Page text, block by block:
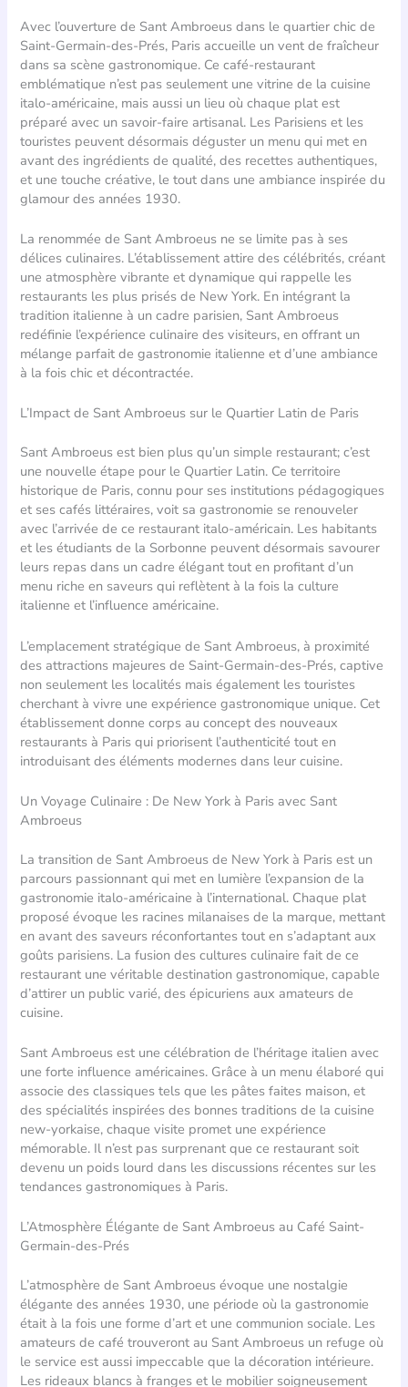
Avec l’ouverture de Sant Ambroeus dans le quartier chic de
Saint-Germain-des-Prés, Paris accueille un vent de fraîcheur
dans sa scène gastronomique. Ce café-restaurant
emblématique n’est pas seulement une vitrine de la cuisine
italo-américaine, mais aussi un lieu où chaque plat est
préparé avec un savoir-faire artisanal. Les Parisiens et les
touristes peuvent désormais déguster un menu qui met en
avant des ingrédients de qualité, des recettes authentiques,
et une touche créative, le tout dans une ambiance inspirée du
glamour des années 1930.
La renommée de Sant Ambroeus ne se limite pas à ses
délices culinaires. L’établissement attire des célébrités, créant
une atmosphère vibrante et dynamique qui rappelle les
restaurants les plus prisés de New York. En intégrant la
tradition italienne à un cadre parisien, Sant Ambroeus
redéfinie l’expérience culinaire des visiteurs, en offrant un
mélange parfait de gastronomie italienne et d’une ambiance
à la fois chic et décontractée.
L’Impact de Sant Ambroeus sur le Quartier Latin de Paris
Sant Ambroeus est bien plus qu’un simple restaurant; c’est
une nouvelle étape pour le Quartier Latin. Ce territoire
historique de Paris, connu pour ses institutions pédagogiques
et ses cafés littéraires, voit sa gastronomie se renouveler
avec l’arrivée de ce restaurant italo-américain. Les habitants
et les étudiants de la Sorbonne peuvent désormais savourer
leurs repas dans un cadre élégant tout en profitant d’un
menu riche en saveurs qui reflètent à la fois la culture
italienne et l’influence américaine.
L’emplacement stratégique de Sant Ambroeus, à proximité
des attractions majeures de Saint-Germain-des-Prés, captive
non seulement les localités mais également les touristes
cherchant à vivre une expérience gastronomique unique. Cet
établissement donne corps au concept des nouveaux
restaurants à Paris qui priorisent l’authenticité tout en
introduisant des éléments modernes dans leur cuisine.
Un Voyage Culinaire : De New York à Paris avec Sant
Ambroeus
La transition de Sant Ambroeus de New York à Paris est un
parcours passionnant qui met en lumière l’expansion de la
gastronomie italo-américaine à l’international. Chaque plat
proposé évoque les racines milanaises de la marque, mettant
en avant des saveurs réconfortantes tout en s’adaptant aux
goûts parisiens. La fusion des cultures culinaire fait de ce
restaurant une véritable destination gastronomique, capable
d’attirer un public varié, des épicuriens aux amateurs de
cuisine.
Sant Ambroeus est une célébration de l’héritage italien avec
une forte influence américaines. Grâce à un menu élaboré qui
associe des classiques tels que les pâtes faites maison, et
des spécialités inspirées des bonnes traditions de la cuisine
new-yorkaise, chaque visite promet une expérience
mémorable. Il n’est pas surprenant que ce restaurant soit
devenu un poids lourd dans les discussions récentes sur les
tendances gastronomiques à Paris.
L’Atmosphère Élégante de Sant Ambroeus au Café Saint-
Germain-des-Prés
L’atmosphère de Sant Ambroeus évoque une nostalgie
élégante des années 1930, une période où la gastronomie
était à la fois une forme d’art et une communion sociale. Les
amateurs de café trouveront au Sant Ambroeus un refuge où
le service est aussi impeccable que la décoration intérieure.
Les rideaux blancs à franges et le mobilier soigneusement